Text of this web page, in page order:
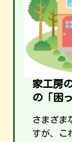
家工房
の「困
さまざま
すが、こ